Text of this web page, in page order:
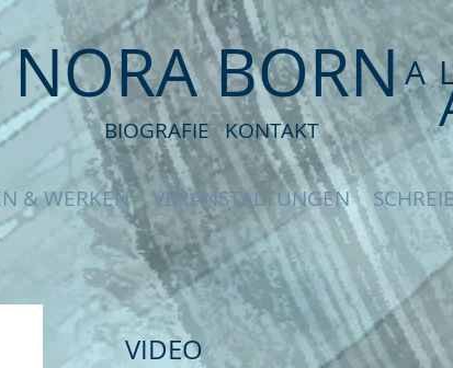
NORA BORN
KONTAKT
BIOGRAFIE
& WERKEN VERANSTALTUNGEN
VIDEO